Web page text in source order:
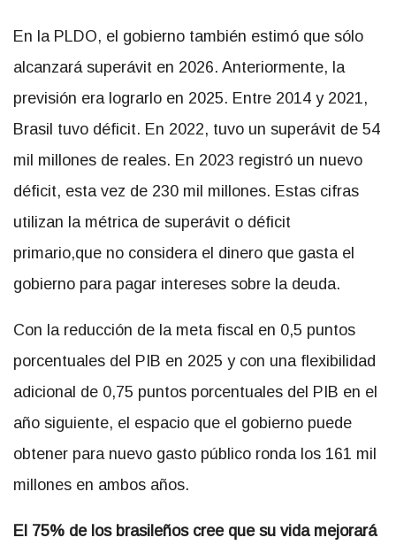
En la PLDO, el gobierno también estimó que sólo
alcanzará superávit en 2026. Anteriormente, la
previsión era lograrlo en 2025. Entre 2014 y 2021,
Brasil tuvo déficit. En 2022, tuvo un superávit de 54
mil millones de reales. En 2023 registró un nuevo
déficit, esta vez de 230 mil millones. Estas cifras
utilizan la métrica de superávit o déficit
primario,que no considera el dinero que gasta el
gobierno para pagar intereses sobre la deuda.
Con la reducción de la meta fiscal en 0,5 puntos
porcentuales del PIB en 2025 y con una flexibilidad
adicional de 0,75 puntos porcentuales del PIB en el
año siguiente, el espacio que el gobierno puede
obtener para nuevo gasto público ronda los 161 mil
millones en ambos años.
El 75% de los brasileños cree que su vida mejorará